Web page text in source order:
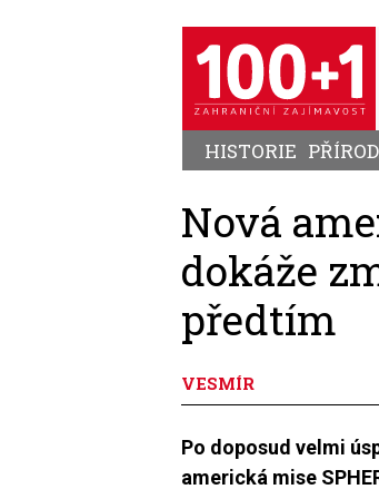
HISTORIE
Nová
dokáže
předtím
VESMÍR
Po doposud velmi
americká mise